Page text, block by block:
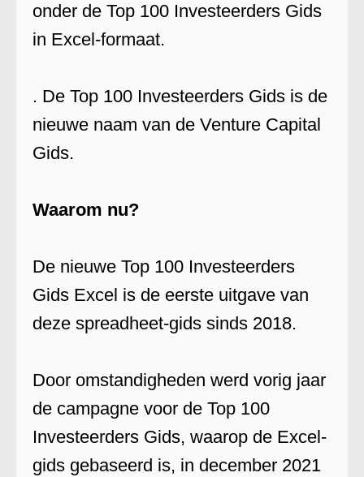
onder de Top 100 Investeerders Gids
in Excel-formaat.
. De Top 100 Investeerders Gids is de
nieuwe naam van de Venture Capital
Gids.
Waarom nu?
De nieuwe Top 100 Investeerders
Gids Excel is de eerste uitgave van
deze spreadheet-gids sinds 2018.
Door omstandigheden werd vorig jaar
de campagne voor de Top 100
Investeerders Gids, waarop de Excel-
gids gebaseerd is, in december 2021